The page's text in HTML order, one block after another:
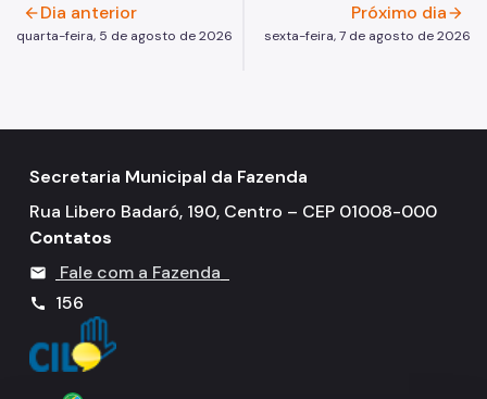
arrow_backDia anterior
quarta-feira, 5 de agosto de 2026
Próximo diaarrow_forward
sexta-feira, 7 de agosto de 2026
Secretaria Municipal da Fazenda
Rua Libero Badaró, 190, Centro – CEP 01008-000
Contatos
mail Fale com a Fazenda
call 156